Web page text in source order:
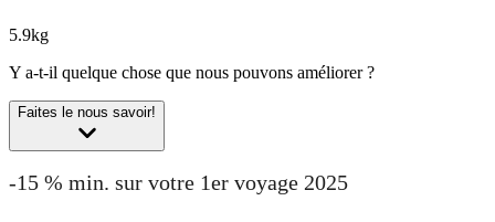
5.9kg
Y a-t-il quelque chose que nous pouvons améliorer ?
Faites le nous savoir!
-15 % min. sur votre 1er voyage 2025